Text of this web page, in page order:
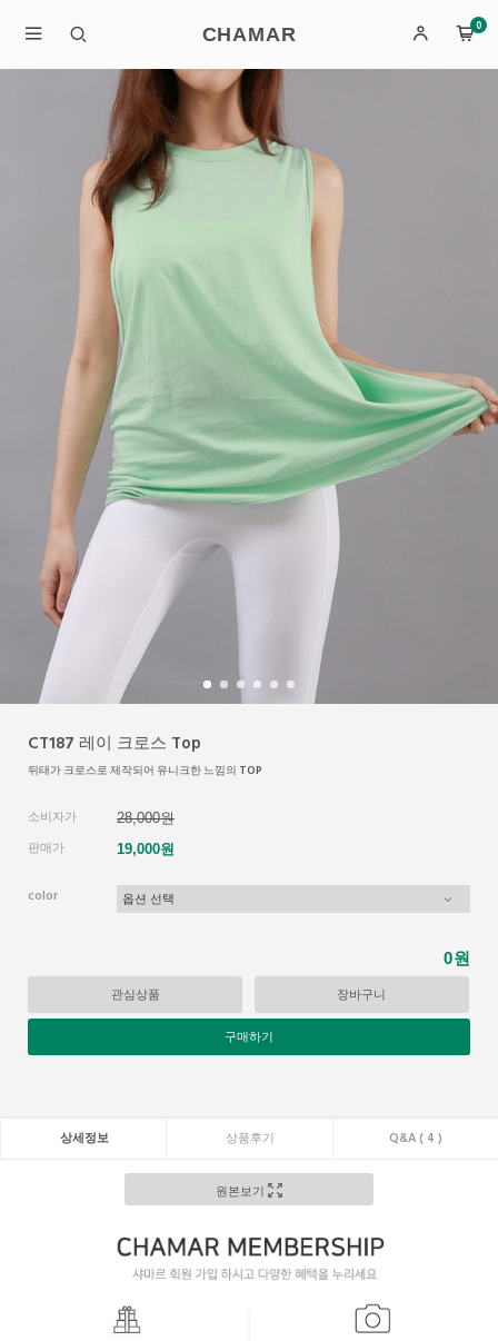
CHAMAR 0
CT187 레이 크로스 Top
뒤태가 크로스로 제작되어 유니크한 느낌의 TOP
소비자가
28,000원
판매가
19,000원
color
0원
관심상품 장바구니
구매하기
상세정보 상품후기 Q&A ( 4 )
원본보기